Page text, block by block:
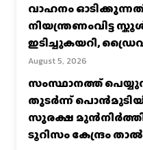
വാഹനം
നിയന്ത്രണംവിട്ട
ഇടിച്ചുകയറി,
August 5, 2026
സംസ്ഥാനത്ത്
തുടർന്ന്
സുരക്ഷ
ടൂറിസം കേന്ദ്രം